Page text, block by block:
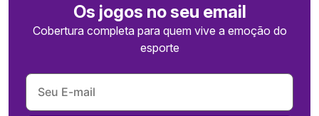
Os jogos no seu email
Cobertura completa para quem vive a emoção do
esporte